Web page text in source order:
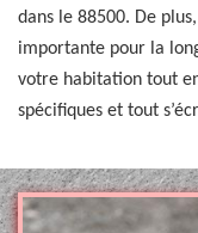
dans le 88500. De
importante pour la
votre habitation tout
spécifiques et tout